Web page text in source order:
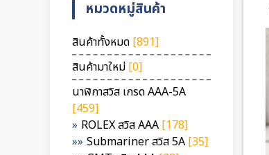
หมวดหมู่สินค้า
สินค้าทั้งหมด [891]
สินค้ามาใหม่ [0]
นาฬิกาสวิส เกรด AAA-5A
[459]
ROLEX สวิส AAA [178]
Submariner สวิส 5A [35]